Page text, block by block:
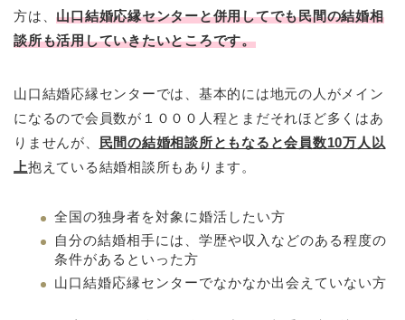
方は、山口結婚応縁センターと併用してでも民間の結婚相
談所も活用していきたいところです。
山口結婚応縁センターでは、基本的には地元の人がメイン
になるので会員数が１０００人程とまだそれほど多くはあ
りませんが、
民間の結婚相談所ともなると会員数10万人以
上抱えている結婚相談所もあります。
全国の独身者を対象に婚活したい方
自分の結婚相手には、学歴や収入などのある程度の
条件があるといった方
山口結婚応縁センターでなかなか出会えていない方